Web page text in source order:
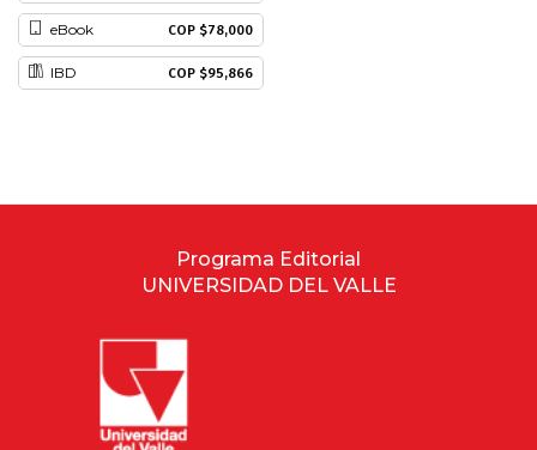
Educación
Estudios culturales
Estudios regionales
Finanzas
eBook COP $78,000
IBD COP $95,866
Programa Editorial
UNIVERSIDAD DEL VALLE